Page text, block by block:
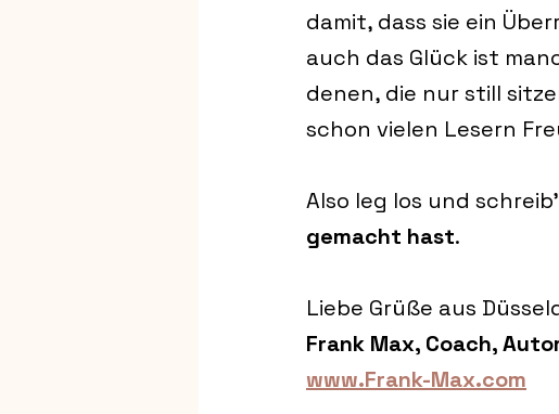
damit, dass sie ein
auch das Glück ist
denen, die nur still
schon vielen Lesern
Also leg los und
gemacht hast.
Liebe Grüße aus
Frank Max, Coach,
www.Frank-Max.com